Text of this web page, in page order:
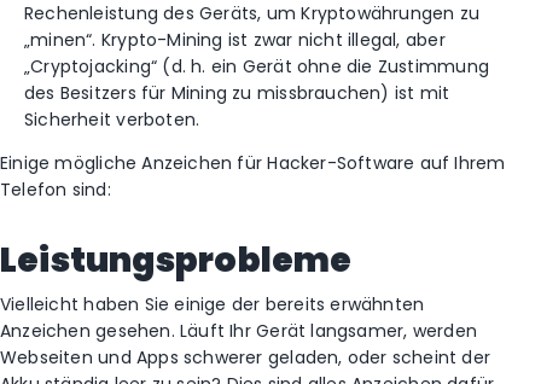
Rechenleistung des Geräts, um Kryptowährungen zu
„minen“. Krypto-Mining ist zwar nicht illegal, aber
„Cryptojacking“ (d. h. ein Gerät ohne die Zustimmung
des Besitzers für Mining zu missbrauchen) ist mit
Sicherheit verboten.
Einige mögliche Anzeichen für Hacker-Software auf Ihrem
Telefon sind:
Leistungsprobleme
Vielleicht haben Sie einige der bereits erwähnten
Anzeichen gesehen. Läuft Ihr Gerät langsamer, werden
Webseiten und Apps schwerer geladen, oder scheint der